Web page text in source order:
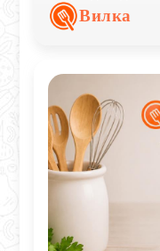
легкого ужина.
Вилка